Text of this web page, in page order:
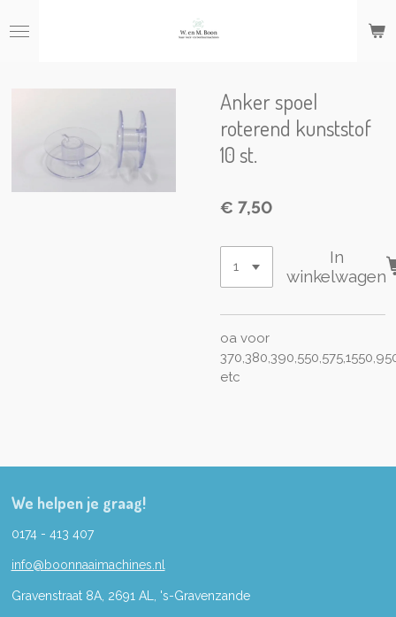
direct
Anker spoel
roterend kunststof
10 st.
€ 7,50
In
winkelwagen
oa voor
etc
We helpen je graag!
0174 - 413 407
info@boonnaaimachines.nl
Gravenstraat 8A, 2691 AL, 's-Gravenzande